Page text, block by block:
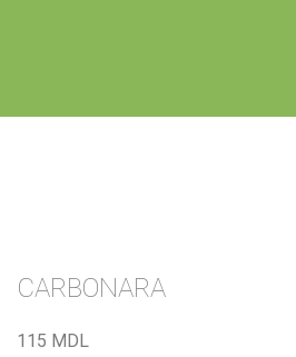
CARBONARA
115 MDL